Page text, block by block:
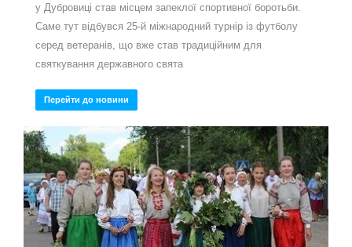
у Дубровиці став місцем запеклої спортивної боротьби.
Саме тут відбувся 25-й міжнародний турнір із футболу
серед ветеранів, що вже став традиційним для
святкування державного свята
Перейти до новини